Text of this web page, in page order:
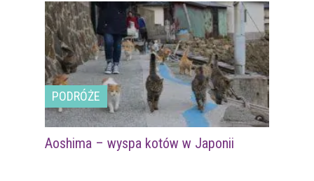
PODRÓŻE
Aoshima – wyspa kotów w Japonii